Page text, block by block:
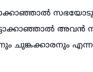
സഭയോടു
അവൻ
ചുങ്കക്കാരനും